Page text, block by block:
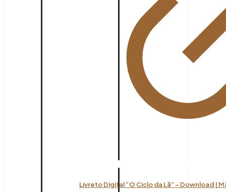
Livreto Digital “O Ciclo da Lã” – Download |